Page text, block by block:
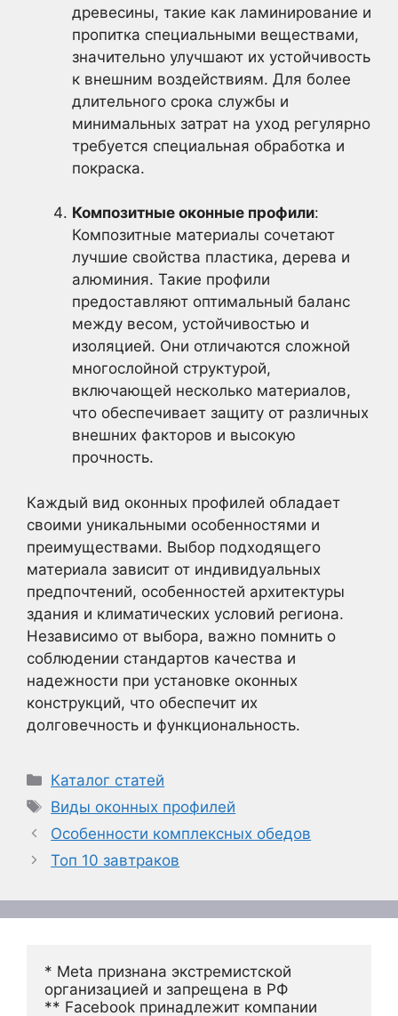
древесины, такие как ламинирование и
пропитка специальными веществами,
значительно улучшают их устойчивость
к внешним воздействиям. Для более
длительного срока службы и
минимальных затрат на уход регулярно
требуется специальная обработка и
покраска.
Композитные оконные профили:
Композитные материалы сочетают
лучшие свойства пластика, дерева и
алюминия. Такие профили
предоставляют оптимальный баланс
между весом, устойчивостью и
изоляцией. Они отличаются сложной
многослойной структурой,
включающей несколько материалов,
что обеспечивает защиту от различных
внешних факторов и высокую
прочность.
Каждый вид оконных профилей обладает
своими уникальными особенностями и
преимуществами. Выбор подходящего
материала зависит от индивидуальных
предпочтений, особенностей архитектуры
здания и климатических условий региона.
Независимо от выбора, важно помнить о
соблюдении стандартов качества и
надежности при установке оконных
конструкций, что обеспечит их
долговечность и функциональность.
Рубрики
Каталог статей
Метки
Виды оконных профилей
Особенности комплексных обедов
Топ 10 завтраков
* Meta признана экстремистской
организацией и запрещена в РФ
** Facebook принадлежит компании